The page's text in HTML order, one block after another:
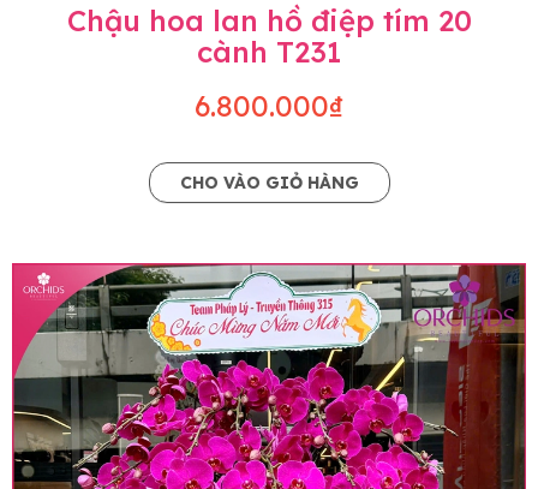
Chậu hoa lan hồ điệp tím 20
cành T231
6.800.000₫
CHO VÀO GIỎ HÀNG